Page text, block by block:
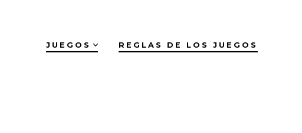
JUEGOS REGLAS DE LOS JUEGOS